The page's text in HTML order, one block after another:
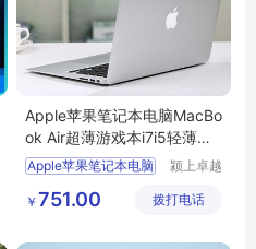
Apple苹果笔记本电脑MacBo
ok Air超薄游戏本i7i5轻薄便
携学生pro
Apple苹果笔记本电脑
颍上卓越
有限公司
￥ 751.00 拨打电话